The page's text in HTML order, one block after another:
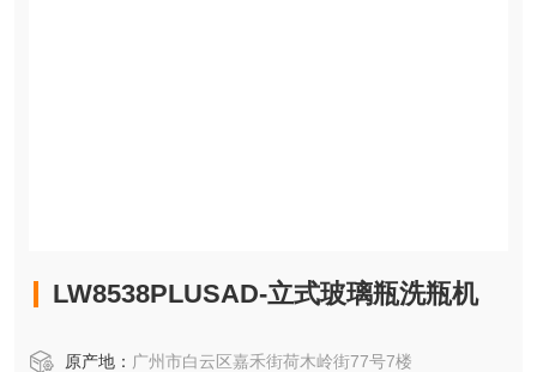
LW8538PLUSAD-立式玻璃瓶洗瓶机
原产地： 广州市白云区嘉禾街荷木岭街77号7楼